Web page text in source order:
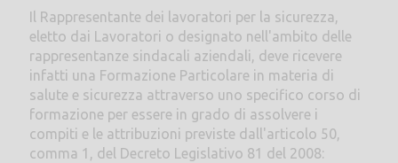
Il Rappresentante dei lavoratori per la sicurezza,
eletto dai Lavoratori o designato nell'ambito delle
rappresentanze sindacali aziendali, deve ricevere
infatti una Formazione Particolare in materia di
salute e sicurezza attraverso uno specifico corso di
formazione per essere in grado di assolvere i
compiti e le attribuzioni previste dall'articolo 50,
comma 1, del Decreto Legislativo 81 del 2008: